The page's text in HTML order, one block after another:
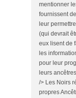
mentionner
fournissent
leur
(qui devrait
eux lisent de
les
pour leur
leurs
/> Les Noirs
propres